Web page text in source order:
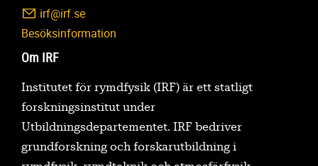
irf@irf.se
Besöksinformation
Om IRF
Institutet för rymdfysik (IRF) är ett statligt
forskningsinstitut under
Utbildningsdepartementet. IRF bedriver
grundforskning och forskarutbildning i